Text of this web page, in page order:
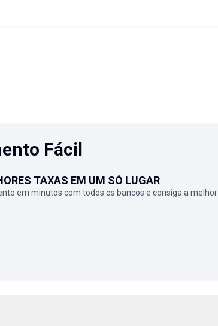
Fácil
TAXAS EM UM SÓ LUGAR
em minutos com todos os bancos e consiga a melhor